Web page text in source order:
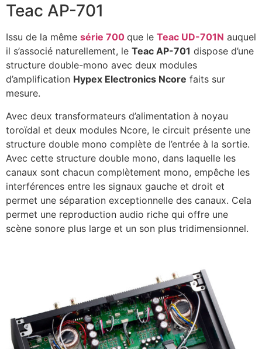
Teac AP-701
Issu de la même série 700 que le Teac UD-701N auquel
il s’associé naturellement, le Teac AP-701 dispose d’une
structure double-mono avec deux modules
d’amplification Hypex Electronics Ncore faits sur
mesure.
Avec deux transformateurs d’alimentation à noyau
toroïdal et deux modules Ncore, le circuit présente une
structure double mono complète de l’entrée à la sortie.
Avec cette structure double mono, dans laquelle les
canaux sont chacun complètement mono, empêche les
interférences entre les signaux gauche et droit et
permet une séparation exceptionnelle des canaux. Cela
permet une reproduction audio riche qui offre une
scène sonore plus large et un son plus tridimensionnel.